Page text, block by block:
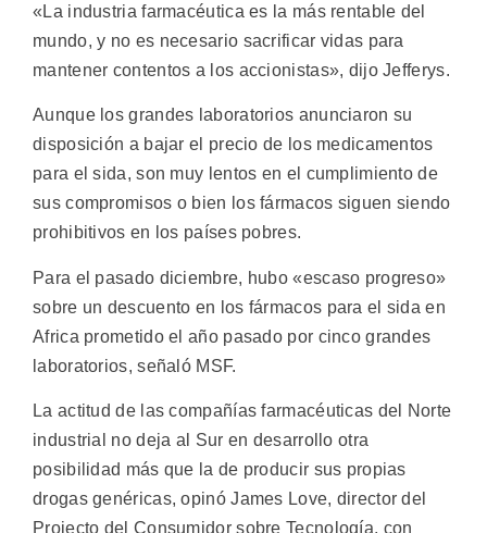
«La industria farmacéutica es la más rentable del
mundo, y no es necesario sacrificar vidas para
mantener contentos a los accionistas», dijo Jefferys.
Aunque los grandes laboratorios anunciaron su
disposición a bajar el precio de los medicamentos
para el sida, son muy lentos en el cumplimiento de
sus compromisos o bien los fármacos siguen siendo
prohibitivos en los países pobres.
Para el pasado diciembre, hubo «escaso progreso»
sobre un descuento en los fármacos para el sida en
Africa prometido el año pasado por cinco grandes
laboratorios, señaló MSF.
La actitud de las compañías farmacéuticas del Norte
industrial no deja al Sur en desarrollo otra
posibilidad más que la de producir sus propias
drogas genéricas, opinó James Love, director del
Projecto del Consumidor sobre Tecnología, con